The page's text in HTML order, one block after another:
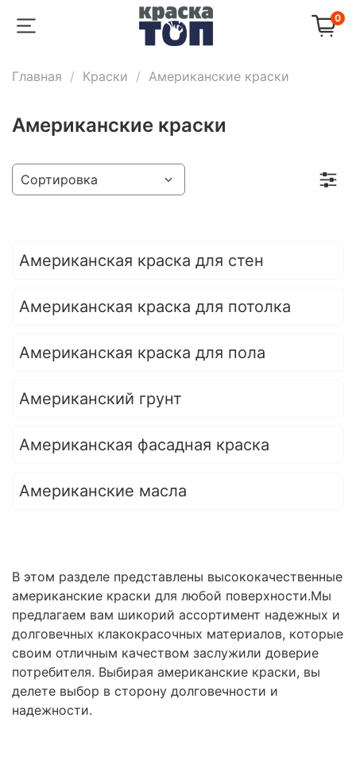
0
Главная Крaски Американские краски
Американские краски
Американская краска для стен
Американская краска для потолка
Американская краска для пола
Американский грунт
Американская фасадная краска
Американские масла
В этом разделе представлены высококачественные
американские краски для любой поверхности.Мы
предлагаем вам шикорий ассортимент надежных и
долговечных клакокрасочных материалов, которые
своим отличным качеством заслужили доверие
потребителя. Выбирая американские краски, вы
делете выбор в сторону долговечности и
надежности.